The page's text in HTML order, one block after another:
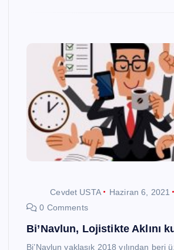
Cevdet USTA
Haziran 6, 2021
0 Comments
Bi’Navlun, Lojistikte Aklını
Bi’Navlun yaklaşık 2018 yılından beri